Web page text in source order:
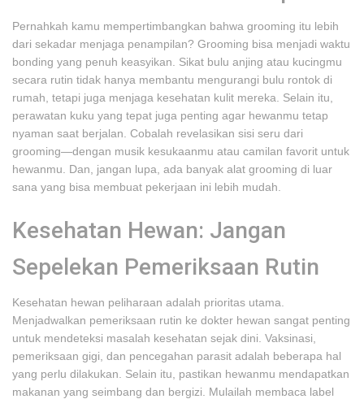
Pernahkah kamu mempertimbangkan bahwa grooming itu lebih
dari sekadar menjaga penampilan? Grooming bisa menjadi waktu
bonding yang penuh keasyikan. Sikat bulu anjing atau kucingmu
secara rutin tidak hanya membantu mengurangi bulu rontok di
rumah, tetapi juga menjaga kesehatan kulit mereka. Selain itu,
perawatan kuku yang tepat juga penting agar hewanmu tetap
nyaman saat berjalan. Cobalah revelasikan sisi seru dari
grooming—dengan musik kesukaanmu atau camilan favorit untuk
hewanmu. Dan, jangan lupa, ada banyak alat grooming di luar
sana yang bisa membuat pekerjaan ini lebih mudah.
Kesehatan Hewan: Jangan
Sepelekan Pemeriksaan Rutin
Kesehatan hewan peliharaan adalah prioritas utama.
Menjadwalkan pemeriksaan rutin ke dokter hewan sangat penting
untuk mendeteksi masalah kesehatan sejak dini. Vaksinasi,
pemeriksaan gigi, dan pencegahan parasit adalah beberapa hal
yang perlu dilakukan. Selain itu, pastikan hewanmu mendapatkan
makanan yang seimbang dan bergizi. Mulailah membaca label